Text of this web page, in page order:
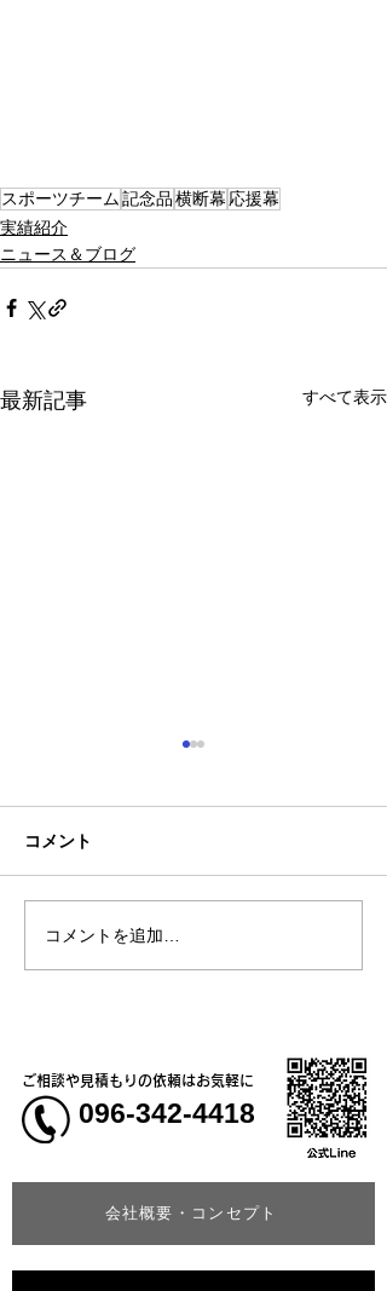
スポーツチーム記念品横断幕 応援幕
実績紹介
ニュース＆ブログ
最新記事 すべて表示
熊本地震明けの営業につ
いてのお知らせ
コメント
コメントを追加…
会社概要・コンセプト
ご相談や見積もりの依頼はお気軽に
096-342-4418